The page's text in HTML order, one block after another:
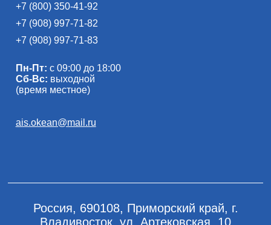
+7 (800) 350-41-92
+7 (908) 997-71-82
+7 (908) 997-71-83
Пн-Пт: с 09:00 до 18:00
Сб-Вс: выходной
(время местное)
ais.okean@mail.ru
Россия, 690108, Приморский край, г.
Владивосток, ул. Артековская, 10